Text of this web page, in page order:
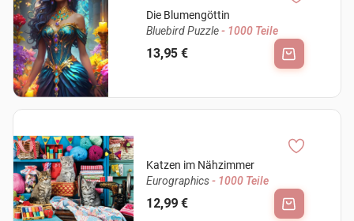
Die Blumengöttin
Bluebird Puzzle- 1000 Teile
13,95 €
Katzen im Nähzimmer
Eurographics- 1000 Teile
12,99 €